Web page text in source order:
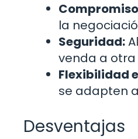
la
Seguridad:
venda a
Flexibilidad
se adapten
Desventajas